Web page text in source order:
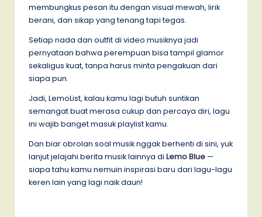
membungkus pesan itu dengan visual mewah, lirik
berani, dan sikap yang tenang tapi tegas.
Setiap nada dan outfit di video musiknya jadi
pernyataan bahwa perempuan bisa tampil glamor
sekaligus kuat, tanpa harus minta pengakuan dari
siapa pun.
Jadi, LemoList, kalau kamu lagi butuh suntikan
semangat buat merasa cukup dan percaya diri, lagu
ini wajib banget masuk playlist kamu.
Dan biar obrolan soal musik nggak berhenti di sini, yuk
lanjut jelajahi berita musik lainnya di Lemo Blue —
siapa tahu kamu nemuin inspirasi baru dari lagu-lagu
keren lain yang lagi naik daun!